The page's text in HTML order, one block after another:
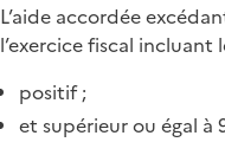
L’aide accordée
l’exercice fiscal incluant
positif ;
et supérieur ou égal à